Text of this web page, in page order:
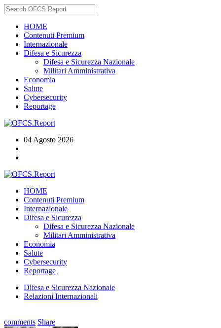
HOME
Contenuti Premium
Internazionale
Difesa e Sicurezza
Difesa e Sicurezza Nazionale
Militari Amministrativa
Economia
Salute
Cybersecurity
Reportage
04 Agosto 2026
HOME
Contenuti Premium
Internazionale
Difesa e Sicurezza
Difesa e Sicurezza Nazionale
Militari Amministrativa
Economia
Salute
Cybersecurity
Reportage
Difesa e Sicurezza Nazionale
Relazioni Internazionali
comments Share